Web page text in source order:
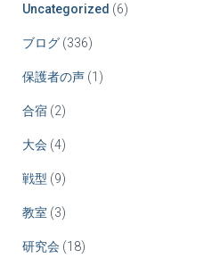
Uncategorized (6)
ブログ (336)
保護者の声 (1)
合宿 (2)
大会 (4)
戦型 (9)
教室 (3)
研究会 (18)